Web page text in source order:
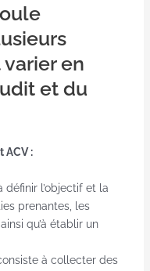
en
et du
ACV :
définir l’objectif et la
prenantes, les
qu’à établir un
à collecter des